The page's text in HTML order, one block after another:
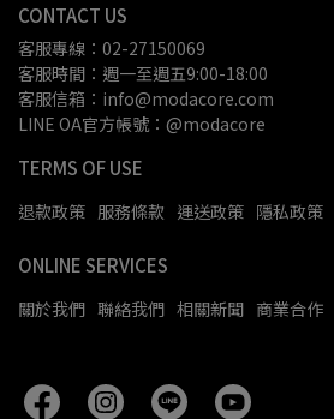
CONTACT US
客服專線：02-27150069
客服時間：週一至週五9:00-18:00
客服信箱：info@modacore.com
LINE OA官方帳號：@modacore
TERMS OF USE
退款政策 服務條款 運送政策 隱私政策
ONLINE SERVICES
關於我們 聯絡我們 相關新聞 商業合作